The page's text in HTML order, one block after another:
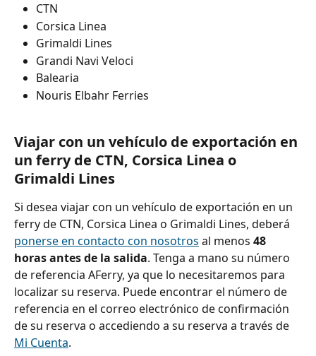
CTN
Corsica Linea
Grimaldi Lines
Grandi Navi Veloci
Balearia
Nouris Elbahr Ferries
Viajar con un vehículo de exportación en
un ferry de CTN, Corsica Linea o
Grimaldi Lines
Si desea viajar con un vehículo de exportación en un
ferry de CTN, Corsica Linea o Grimaldi Lines, deberá
ponerse en contacto con nosotros al menos 48
horas antes de la salida. Tenga a mano su número
de referencia AFerry, ya que lo necesitaremos para
localizar su reserva. Puede encontrar el número de
referencia en el correo electrónico de confirmación
de su reserva o accediendo a su reserva a través de
Mi Cuenta.